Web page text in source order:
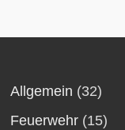
Allgemein (32)
Feuerwehr (15)